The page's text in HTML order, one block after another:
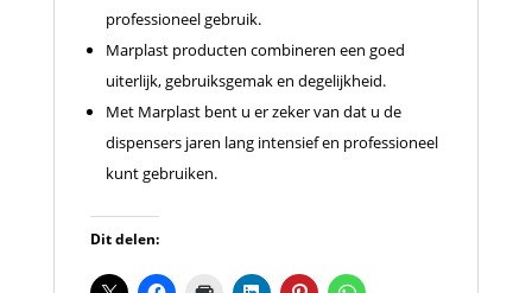
professioneel gebruik.
Marplast producten combineren een goed
uiterlijk, gebruiksgemak en degelijkheid.
Met Marplast bent u er zeker van dat u de
dispensers jaren lang intensief en professioneel
kunt gebruiken.
Dit delen: